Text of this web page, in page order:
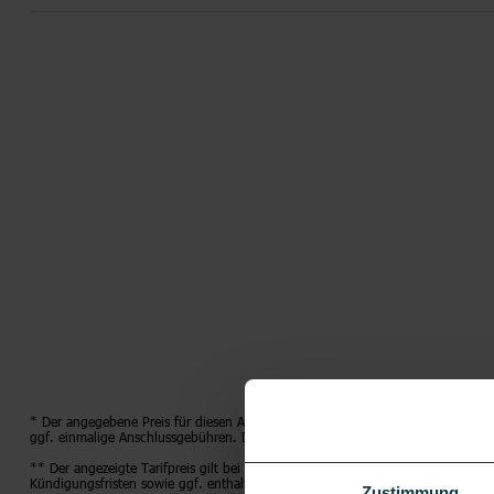
* Der angegebene Preis für diesen Artikel gilt nur in Verbindung mit dem
ggf. einmalige Anschlussgebühren. Details hierzu finden Sie in der
** Der angezeigte Tarifpreis gilt bei Abschluss des jeweils im Angebot näher
Kündigungsfristen sowie ggf. enthaltene Optionen (teilweise im Folgenden